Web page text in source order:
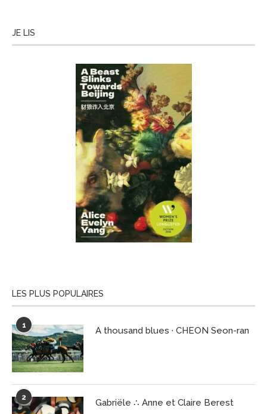
JE LIS
LES PLUS POPULAIRES
1 A thousand blues · CHEON Seon-ran
2 Gabriële ∴ Anne et Claire Berest